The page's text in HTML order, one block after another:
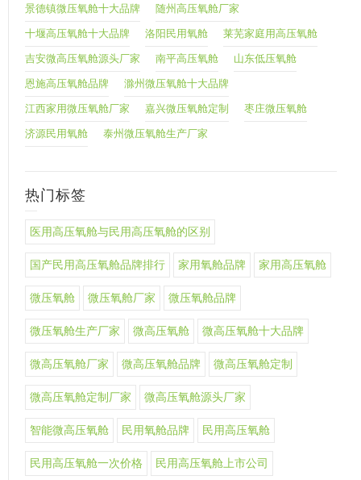
景德镇微压氧舱十大品牌 随州高压氧舱厂家
十堰高压氧舱十大品牌 洛阳民用氧舱 莱芜家庭用高压氧舱
吉安微高压氧舱源头厂家 南平高压氧舱 山东低压氧舱
恩施高压氧舱品牌 滁州微压氧舱十大品牌
江西家用微压氧舱厂家 嘉兴微压氧舱定制 枣庄微压氧舱
济源民用氧舱 泰州微压氧舱生产厂家
热门标签
医用高压氧舱与民用高压氧舱的区别
国产民用高压氧舱品牌排行 家用氧舱品牌 家用高压氧舱
微压氧舱 微压氧舱厂家 微压氧舱品牌
微压氧舱生产厂家 微高压氧舱 微高压氧舱十大品牌
微高压氧舱厂家 微高压氧舱品牌 微高压氧舱定制
微高压氧舱定制厂家 微高压氧舱源头厂家
智能微高压氧舱 民用氧舱品牌 民用高压氧舱
民用高压氧舱一次价格 民用高压氧舱上市公司